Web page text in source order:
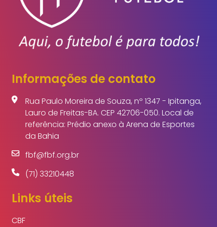
Informações de contato
Rua Paulo Moreira de Souza, nº 1347 - Ipitanga,
Lauro de Freitas-BA. CEP 42706-050. Local de
referência: Prédio anexo à Arena de Esportes
da Bahia
fbf@fbf.org.br
(71) 33210448
Links úteis
CBF